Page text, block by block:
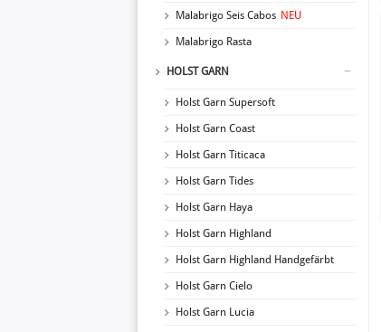
Malabrigo Seis Cabos NEU
Malabrigo Rasta
HOLST GARN
Holst Garn Supersoft
Holst Garn Coast
Holst Garn Titicaca
Holst Garn Tides
Holst Garn Haya
Holst Garn Highland
Holst Garn Highland Handgefärbt
Holst Garn Cielo
Holst Garn Lucia